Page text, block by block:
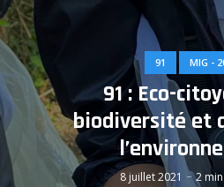
91 MIG -
91 : Eco-
biodiversité et
8 juillet 2021 2